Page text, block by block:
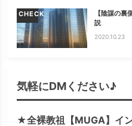
CHECK
【陰謀の
説
2020.10.23
気軽にDMください♪
★全裸教祖【MUGA】イ